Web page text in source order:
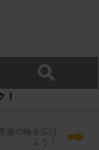
援の輪を広げ
よう！
➡